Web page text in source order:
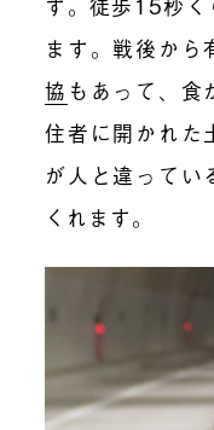
ます。戦後か
協 もあって、食
住者に開かれた
が人と違ってい
くれます。